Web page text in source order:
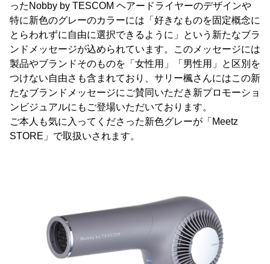
ったNobby by TESCOM ヘアードライヤーのデザインや
特に新色のグレーのカラーには「好きなものを固定概念に
とらわれずに自由に選択できるように」という新たなブラ
ンドメッセージが込められています。このメッセージには
製品やブランドそのものを「女性用」「男性用」と区別を
つけない自由さも含まれており、サリー楓さんにはこの新
たなブランドメッセージにご賛同いただき新プロモーショ
ンビジュアルにもご登場いただいております。
ご本人も気に入ってくださった新色グレーが「Meetz
STORE」で取扱いされます。